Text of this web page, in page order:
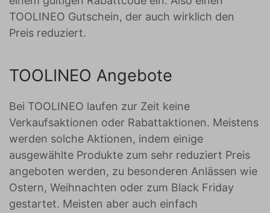
TOOLINEO Gutschein, der auch wirklich den
Preis reduziert.
TOOLINEO Angebote
Bei TOOLINEO laufen zur Zeit keine
Verkaufsaktionen oder Rabattaktionen. Meistens
werden solche Aktionen, indem einige
ausgewählte Produkte zum sehr reduziert Preis
angeboten werden, zu besonderen Anlässen wie
Ostern, Weihnachten oder zum Black Friday
gestartet. Meisten aber auch einfach